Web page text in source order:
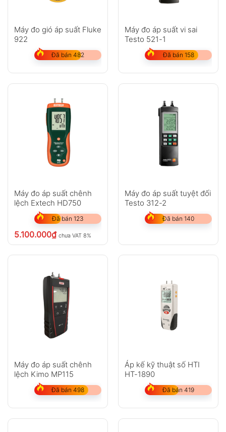
Máy đo gió áp suất Fluke
922
Đã bán 482
Máy đo áp suất vi sai
Testo 521-1
Đã bán 158
Máy đo áp suất chênh
lệch Extech HD750
Đã bán 123
5.100.000₫ chưa VAT 8%
Máy đo áp suất tuyệt đối
Testo 312-2
Đã bán 140
Máy đo áp suất chênh
lệch Kimo MP115
Đã bán 498
Áp kế kỹ thuật số HTI
HT-1890
Đã bán 419